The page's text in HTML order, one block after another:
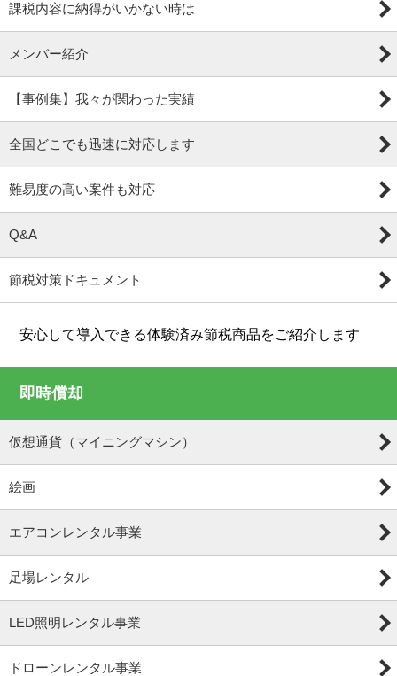
課税内容に納得がいかない時は
メンバー紹介
【事例集】我々が関わった実績
全国どこでも迅速に対応します
難易度の高い案件も対応
Q&A
節税対策ドキュメント
安心して導入できる体験済み節税商品をご紹介します
即時償却
仮想通貨（マイニングマシン）
絵画
エアコンレンタル事業
足場レンタル
LED照明レンタル事業
ドローンレンタル事業